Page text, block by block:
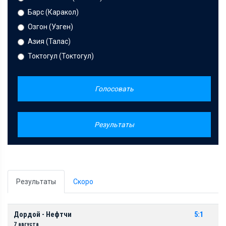
Барс (Каракол)
Озгон (Узген)
Азия (Талас)
Токтогул (Токтогул)
Голосовать
Результаты
Результаты Скоро
Дордой - Нефтчи
7 августа
5:1